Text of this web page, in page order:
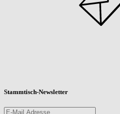
Stammtisch-Newsletter